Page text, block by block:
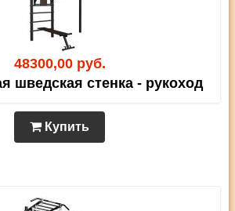
48300,00 руб.
шведская стенка - рукоход
Купить